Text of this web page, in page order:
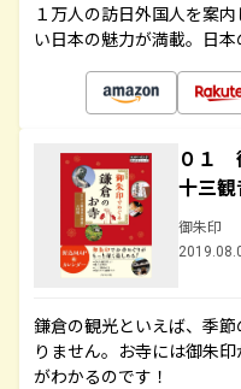
１万人の訪日外国人を案
い日本の魅力が満載。日
０１
十三
御朱印
鎌倉の観光といえば、季
りません。お寺には御朱
がわかるのです！